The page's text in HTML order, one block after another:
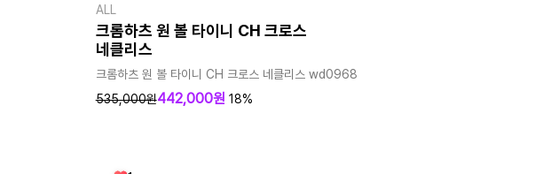
ALL
크롬하츠 원 볼 타이니 CH 크로스
네클리스
크롬하츠 원 볼 타이니 CH 크로스 네클리스 wd0968
535,000원442,000원 18%